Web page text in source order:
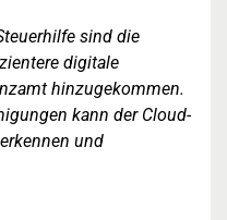
sind die
digitale
hinzugekommen.
kann der Cloud-
und